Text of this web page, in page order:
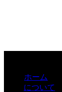
ホーム
について